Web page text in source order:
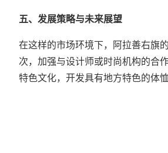
五、发展策略与未来展望
在这样的市场环境下，阿拉善右旗
次，加强与设计师或时尚机构的合
特色文化，开发具有地方特色的体